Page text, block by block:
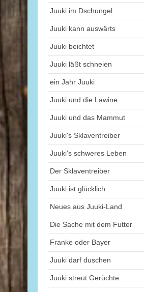
Juuki im Dschungel
Juuki kann auswärts
Juuki beichtet
Juuki läßt schneien
ein Jahr Juuki
Juuki und die Lawine
Juuki und das Mammut
Juuki's Sklaventreiber
Juuki's schweres Leben
Der Sklaventreiber
Juuki ist glücklich
Neues aus Juuki-Land
Die Sache mit dem Futter
Franke oder Bayer
Juuki darf duschen
Juuki streut Gerüchte